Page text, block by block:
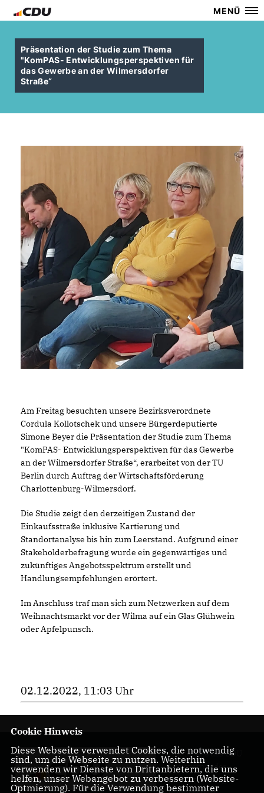
MENÜ
Präsentation der Studie zum Thema
"KomPAS- Entwicklungsperspektiven für
das Gewerbe an der Wilmersdorfer
Straße“
Am Freitag besuchten unsere Bezirksverordnete
Cordula Kollotschek und unsere Bürgerdeputierte
Simone Beyer die Präsentation der Studie zum Thema
"KomPAS- Entwicklungsperspektiven für das Gewerbe
an der Wilmersdorfer Straße“, erarbeitet von der TU
Berlin durch Auftrag der Wirtschaftsförderung
Charlottenburg-Wilmersdorf.
Die Studie zeigt den derzeitigen Zustand der
Einkaufsstraße inklusive Kartierung und
Standortanalyse bis hin zum Leerstand. Aufgrund einer
Stakeholderbefragung wurde ein gegenwärtiges und
zukünftiges Angebotsspektrum erstellt und
Handlungsempfehlungen erörtert.
Im Anschluss traf man sich zum Netzwerken auf dem
Weihnachtsmarkt vor der Wilma auf ein Glas Glühwein
oder Apfelpunsch.
02.12.2022, 11:03 Uhr
Homepage des CDU
Kreisverbandes
Charlottenburg-
Cookie Hinweis
Diese Webseite verwendet Cookies, die notwendig
sind, um die Webseite zu nutzen. Weiterhin
verwenden wir Dienste von Drittanbietern, die uns
helfen, unser Webangebot zu verbessern (Website-
Optmierung). Für die Verwendung bestimmter